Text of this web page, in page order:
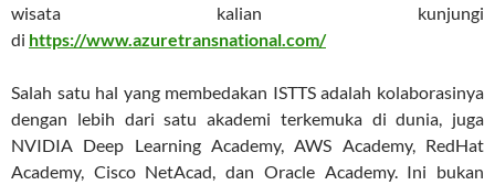
wisata kalian kunjungi
di https://www.azuretransnational.com/
Salah satu hal yang membedakan ISTTS adalah kolaborasinya
dengan lebih dari satu akademi terkemuka di dunia, juga
NVIDIA Deep Learning Academy, AWS Academy, RedHat
Academy, Cisco NetAcad, dan Oracle Academy. Ini bukan